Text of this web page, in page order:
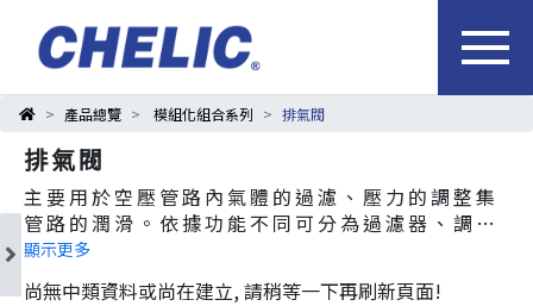
產品總覽 模組化組合系列 排氣閥
排氣閥
主要用於空壓管路內氣體的過濾、壓力的調整集
管路的潤滑。依據功能不同可分為過濾器、調壓
器、給油器及擁有複合功能的調壓過濾器等產
品。
顯示更多
尚無中類資料或尚在建立, 請稍等一下再刷新頁面!